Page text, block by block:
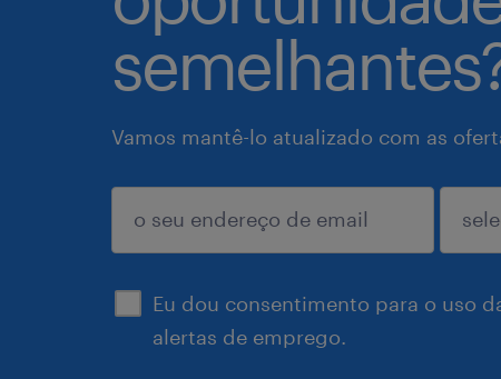
Vamos mantê-lo atualizado com as
Eu dou consentimento para o uso
alertas de emprego.
enviar